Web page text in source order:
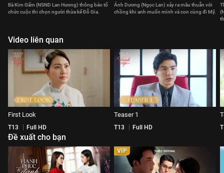
Bà Kim Gấm (NSND Lan Hương) thông báo tổ
chức cuộc thi chọn người thừa kế Đỗ Gia.
Ánh Dương (Ngọc Lan) xảy ra mâu thuẫn với
chồng khi anh muốn mình và con cùng đi Mỹ.
Video liên quan
First Look
T13 Full HD
Teaser 1
T13 Full HD
Đề xuất cho bạn
VIP